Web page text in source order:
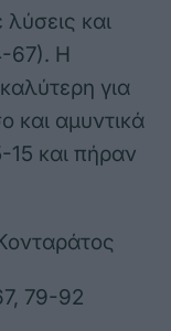
και
67). Η
για
και αμυντικά
και πήραν
79-92